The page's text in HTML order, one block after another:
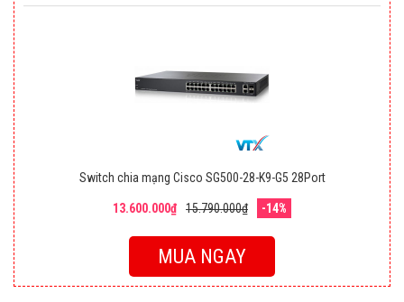
Switch chia mạng Cisco SG500-28-K9-G5 28Port
13.600.000₫ 15.790.000₫ -14%
MUA NGAY